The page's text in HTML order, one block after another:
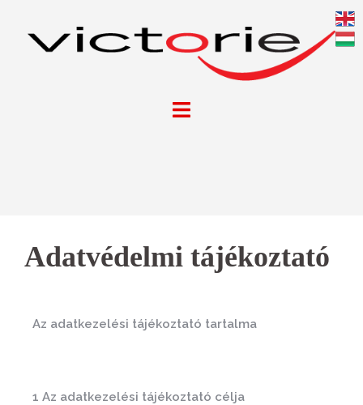
Adatvédelmi tájékoztató
Az adatkezelési tájékoztató tartalma
1 Az adatkezelési tájékoztató célja